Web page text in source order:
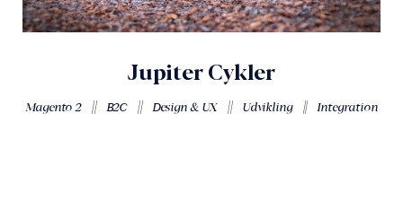
Jupiter Cykler
Magento 2 || B2C || Design & UX || Udvikling || Integration